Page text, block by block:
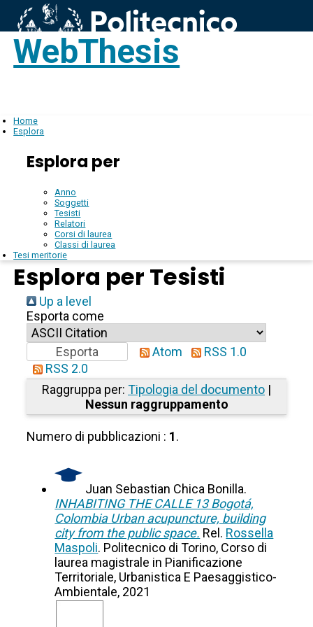
WebThesis
Home
Esplora
Esplora per
Anno
Soggetti
Tesisti
Relatori
Corsi di laurea
Classi di laurea
Tesi meritorie
Esplora per Tesisti
Up a level
Esporta come
Atom
RSS 1.0
RSS 2.0
Raggruppa per: Tipologia del documento |
Nessun raggruppamento
Numero di pubblicazioni : 1.
Juan Sebastian Chica Bonilla.
INHABITING THE CALLE 13 Bogotá,
Colombia Urban acupuncture, building
city from the public space. Rel. Rossella
Maspoli. Politecnico di Torino, Corso di
laurea magistrale in Pianificazione
Territoriale, Urbanistica E Paesaggistico-
Ambientale, 2021